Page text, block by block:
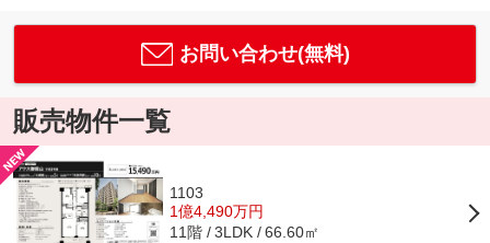
お問い合わせ(無料)
販売物件一覧
1103
1億4,490万円
11階 3LDK 66.60㎡